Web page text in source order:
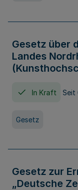
Gesetz über
Landes
In Kraft Seit
Gesetz
Gesetz zur
„Deutsche